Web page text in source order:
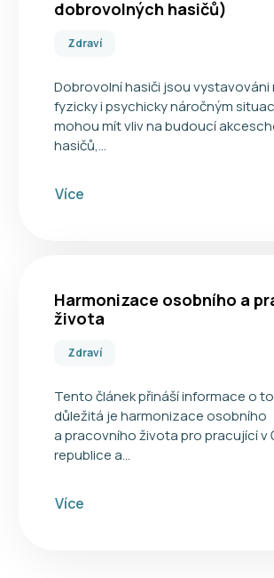
dobrovolných hasičů)
Zdraví
Dobrovolní hasiči jsou vystavováni
fyzicky i psychicky náročným
mohou mít vliv na budoucí
hasičů,…
Více
Harmonizace osobního a
života
Zdraví
Tento článek přináší informace o
důležitá je harmonizace osobního
a pracovního života pro pracující v
republice a…
Více